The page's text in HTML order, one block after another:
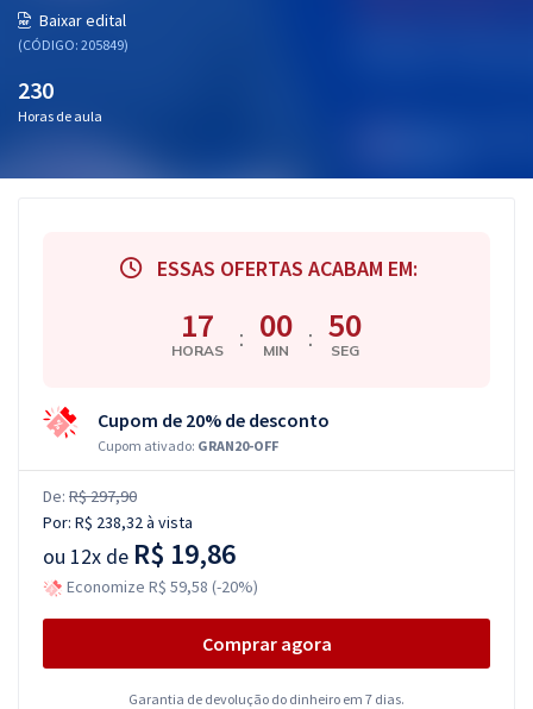
Questões grátis
Blog
Baixar edital
(CÓDIGO: 205849)
230
Horas de aula
ESSAS OFERTAS ACABAM EM:
17
HORAS : 00
MIN : 49
SEG
Cupom de 20% de desconto
Cupom ativado: GRAN20-OFF
De: R$ 297,90
Por: R$ 238,32à vista
ou 12x de R$ 19,86
Economize R$ 59,58 (-20%)
Comprar agora
Garantia de devolução do dinheiro em 7 dias.